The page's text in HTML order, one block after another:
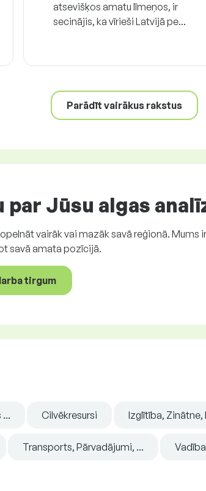
atsevišķos amatu līmeņos, ir
secinājis, ka vīrieši Latvijā pe...
Parādīt vairākus rakstus
Jūsu algas
vairāk vai mazāk savā reģionā.
savā amata pozīcijā.
tirgum
Cilvēkresursi Izglītība,
Transports, Pārvadājumi, ... Vadība